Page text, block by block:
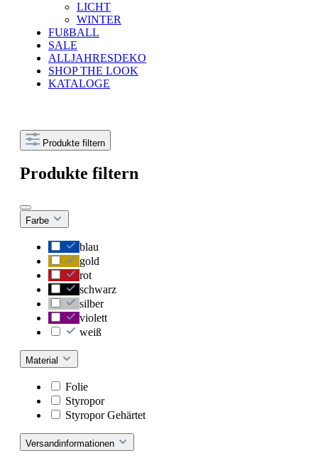
LICHT
WINTER
FUßBALL
SALE
ALLJAHRESDEKO
SHOP THE LOOK
KATALOGE
Produkte filtern
Produkte filtern
Farbe
blau
gold
rot
schwarz
silber
violett
weiß
Material
Folie
Styropor
Styropor Gehärtet
Versandinformationen